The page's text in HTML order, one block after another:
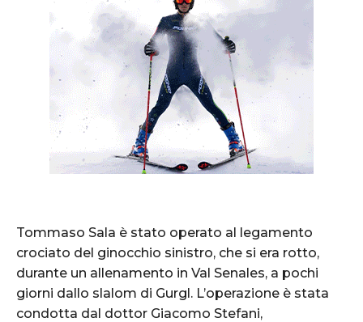
Tommaso Sala è stato operato al legamento
crociato del ginocchio sinistro, che si era rotto,
durante un allenamento in Val Senales, a pochi
giorni dallo slalom di Gurgl. L’operazione è stata
condotta dal dottor Giacomo Stefani,